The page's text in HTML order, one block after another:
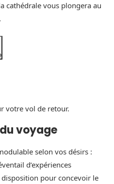
cathédrale vous plongera au
votre vol de retour.
voyage
selon vos désirs :
d’expériences
pour concevoir le